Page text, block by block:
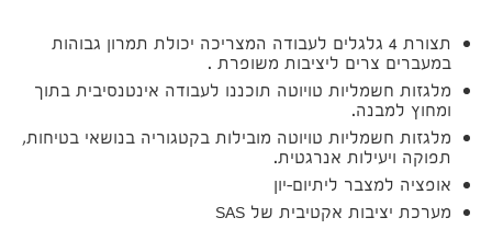
תצורת 4 גלגלים לעבודה המצריכה יכולת תמרון גבוהות
במעברים צרים ליציבות משופרת .
מלגזות חשמליות טויוטה תוכננו לעבודה אינטנסיבית בתוך
ומחוץ למבנה.
מלגזות חשמליות טויוטה מובילות בקטגוריה בנושאי בטיחות,
תפוקה ויעילות אנרגטית.
אופציה למצבר ליתיום-יון
מערכת יציבות אקטיבית של SAS